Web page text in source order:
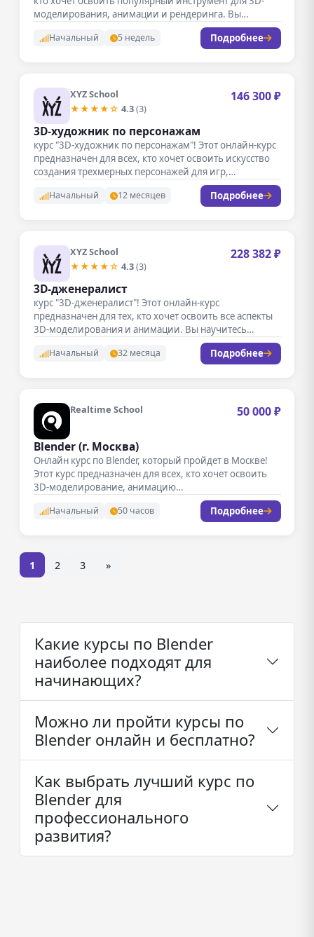
моделирования, анимации и рендеринга. Вы…
Начальный 5 недель Подробнее
XYZ School
★★★★☆ 4.3(3)
146 300 ₽
3D-художник по персонажам
курс "3D-художник по персонажам"! Этот онлайн-курс
предназначен для всех, кто хочет освоить искусство
создания трехмерных персонажей для игр,…
Начальный 12 месяцев Подробнее
XYZ School
★★★★☆ 4.3(3)
228 382 ₽
3D-дженералист
курс "3D-дженералист"! Этот онлайн-курс
предназначен для тех, кто хочет освоить все аспекты
3D-моделирования и анимации. Вы научитесь
Начальный 32 месяца Подробнее
Realtime School 50 000 ₽
Blender (г. Москва)
Онлайн курс по Blender, который пройдет в Москве!
Этот курс предназначен для всех, кто хочет освоить
3D-моделирование, анимацию…
Начальный 50 часов Подробнее
1 2 3 »
Какие курсы по Blender
наиболее подходят для
начинающих?
Можно ли пройти курсы по
Blender онлайн и бесплатно?
Как выбрать лучший курс по
Blender для
профессионального
развития?